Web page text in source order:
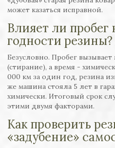
может казаться исправной.
Влияет ли пробег
годности резины?
Безусловно. Пробег
(стирание), а время -
000 км за один год, резина
же машина стояла 5 лет в
химически. Итоговый срок
этими двумя факторами.
Как проверить
«задубение»